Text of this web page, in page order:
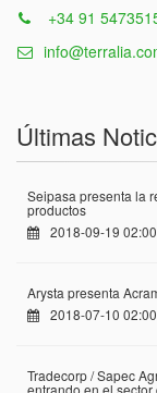
+34 91
Últimas
Seipasa presenta la
productos
2018-09-19
Arysta presenta
2018-07-10
Tradecorp / Sapec
entrando en el